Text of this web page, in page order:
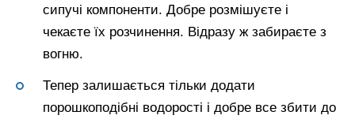
сипучі компоненти. Добре розмішуєте і
чекаєте їх розчинення. Відразу ж забираєте з
вогню.
Тепер залишається тільки додати
порошкоподібні водорості і добре все збити до